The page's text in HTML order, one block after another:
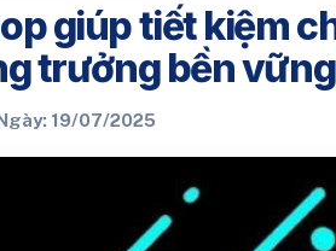
giúp tiết kiệm
trưởng bền vững
19/07/2025